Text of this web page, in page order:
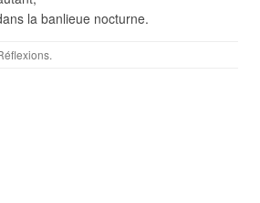
la banlieue nocturne.
.